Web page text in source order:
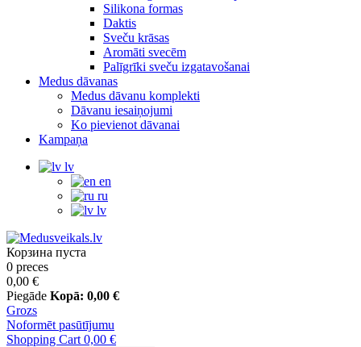
Silikona formas
Daktis
Sveču krāsas
Aromāti svecēm
Palīgrīki sveču izgatavošanai
Medus dāvanas
Medus dāvanu komplekti
Dāvanu iesaiņojumi
Ko pievienot dāvanai
Kampaņa
lv
en
ru
lv
Корзина пуста
0 preces
0,00 €
Piegāde Kopā: 0,00 €
Grozs
Noformēt pasūtījumu
Shopping Cart 0,00 €